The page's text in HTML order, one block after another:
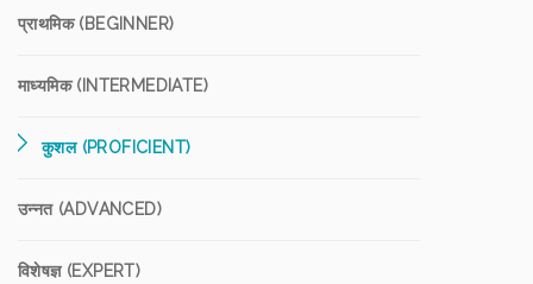
प्राथमिक (BEGINNER)
माध्यमिक (INTERMEDIATE)
कुशल (PROFICIENT)
उन्नत (ADVANCED)
विशेषज्ञ (EXPERT)